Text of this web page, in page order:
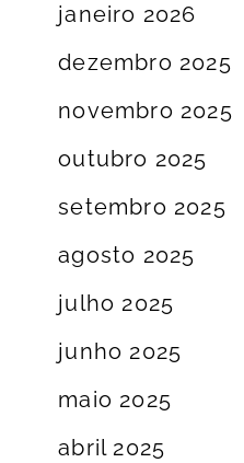
janeiro 2026
dezembro 2025
novembro 2025
outubro 2025
setembro 2025
agosto 2025
julho 2025
junho 2025
maio 2025
abril 2025